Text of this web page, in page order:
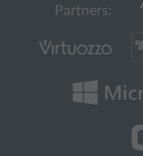
Partners: